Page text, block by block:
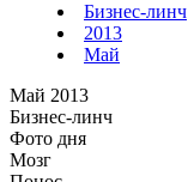
Бизнес-линч
2013
Май
Май 2013
Бизнес-линч
Фото дня
Мозг